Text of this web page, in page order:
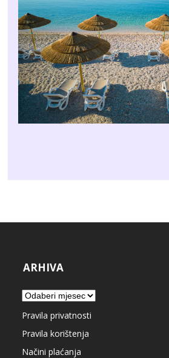
ARHIVA
Arhiva
Pravila privatnosti
Pravila korištenja
Načini plaćanja